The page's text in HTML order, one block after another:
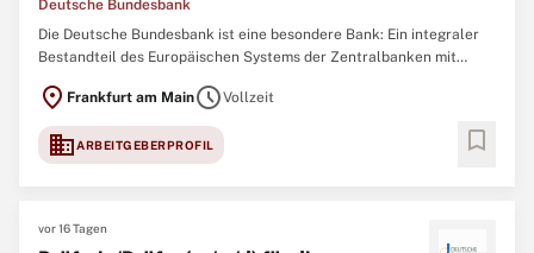
Deutsche Bundesbank
Die Deutsche Bundesbank ist eine besondere Bank: Ein integraler
Bestandteil des Europäischen Systems der Zentralbanken mit
Geldpolitik und im Zahlungsverkehr in Deutschland. Allem voran
jedoch sind wir ein starkes Team
location_on Frankfurt am MainscheduleVollzeit
domainARBEITGEBERPROFIL bookmark
vor 16 Tagen